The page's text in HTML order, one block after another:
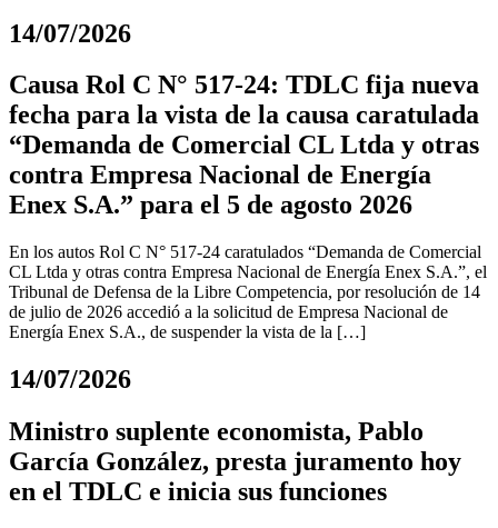
14/07/2026
Causa Rol C N° 517-24: TDLC fija nueva
fecha para la vista de la causa caratulada
“Demanda de Comercial CL Ltda y otras
contra Empresa Nacional de Energía
Enex S.A.” para el 5 de agosto 2026
En los autos Rol C N° 517-24 caratulados “Demanda de Comercial
CL Ltda y otras contra Empresa Nacional de Energía Enex S.A.”, el
Tribunal de Defensa de la Libre Competencia, por resolución de 14
de julio de 2026 accedió a la solicitud de Empresa Nacional de
Energía Enex S.A., de suspender la vista de la […]
14/07/2026
Ministro suplente economista, Pablo
García González, presta juramento hoy
en el TDLC e inicia sus funciones